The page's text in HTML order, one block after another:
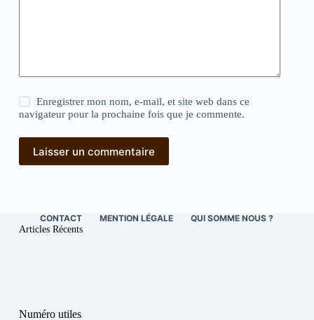
Enregistrer mon nom, e-mail, et site web dans ce
navigateur pour la prochaine fois que je commente.
Laisser un commentaire
CONTACT MENTION LÉGALE QUI SOMME NOUS ?
Articles Récents
Numéro utiles